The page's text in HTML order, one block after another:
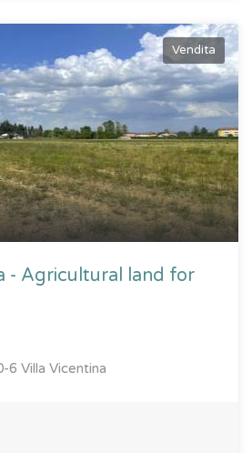
Vendita
- Agricultural land for
6 Villa Vicentina